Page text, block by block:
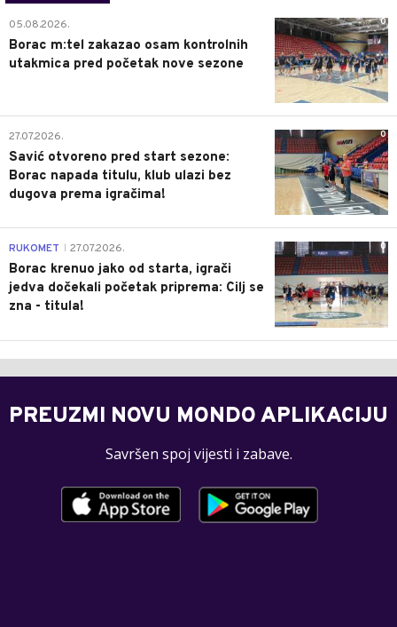
0
05.08.2026.
Borac m:tel zakazao osam kontrolnih
utakmica pred početak nove sezone
0
27.07.2026.
Savić otvoreno pred start sezone:
Borac napada titulu, klub ulazi bez
dugova prema igračima!
0
RUKOMET 27.07.2026.
Borac krenuo jako od starta, igrači
jedva dočekali početak priprema: Cilj se
zna - titula!
PREUZMI NOVU MONDO APLIKACIJU
Savršen spoj vijesti i zabave.